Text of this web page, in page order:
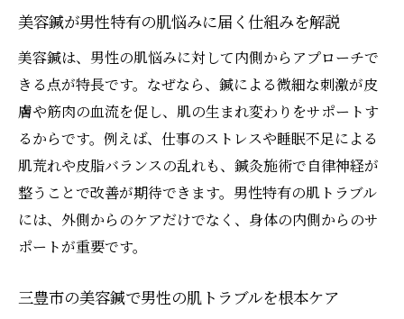
美容鍼は自律神経や疲労ケアにも効果的
高瀬町で体感する美容鍼の健康効果
美容鍼がもたらす高瀬町での健康維持体験
男性のストレスケアに美容鍼が選ばれる理
由
美容鍼で免疫力と肌のバリア機能をサポー
ト
三豊市の鍼灸院で身体の巡りを整える方法
ン
美容鍼が男性特有の肌悩みに届く仕組みを解説
美容鍼は、男性の肌悩みに対して内側からアプローチで
きる点が特長です。なぜなら、鍼による微細な刺激が皮
膚や筋肉の血流を促し、肌の生まれ変わりをサポートす
るからです。例えば、仕事のストレスや睡眠不足による
肌荒れや皮脂バランスの乱れも、鍼灸施術で自律神経が
整うことで改善が期待できます。男性特有の肌トラブル
には、外側からのケアだけでなく、身体の内側からのサ
ポートが重要です。
三豊市の美容鍼で男性の肌トラブルを根本ケア